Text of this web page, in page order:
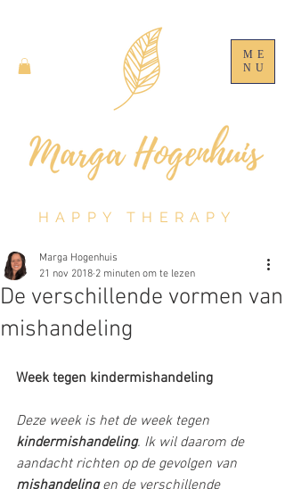
ME
NU
HAPPY THERAPY
De verschillende vormen van
mishandeling
Marga Hogenhuis
21 nov 2018 2 minuten om te lezen
Week tegen kindermishandeling
Deze week is het de week tegen
kindermishandeling. Ik wil daarom de
aandacht richten op de gevolgen van
mishandeling en de verschillende